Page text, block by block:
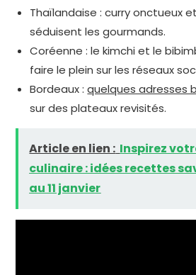
Thaïlandaise : curry onctueux
séduisent les gourmands.
Coréenne : le kimchi et le
faire le plein sur les réseaux
Bordeaux :quelques adresses
sur des plateaux revisités.
Article en lien : Inspirez
culinaire : idées recettes
au 11 janvier